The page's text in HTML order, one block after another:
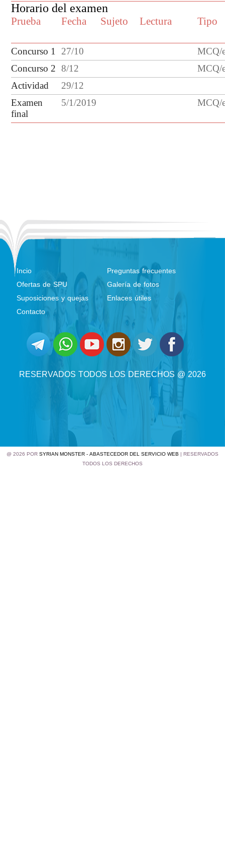
Horario del examen
Prueba Fecha Sujeto Lectura Tipo
Concurso 1 27/10
MCQ/
Concurso2 8/12
MCQ/
Actividad
29/12
Examen
final
5/1/2019 MCQ/
Incio
Preguntas frecuentes
Ofertas de SPU
Galería de fotos
Suposiciones y quejas
Enlaces útiles
Contacto
RESERVADOS TODOS LOS DERECHOS @ 2026
@ 2026 PORSYRIAN MONSTER - ABASTECEDOR DEL SERVICIO WEB | RESERVADOS
TODOS LOS DERECHOS